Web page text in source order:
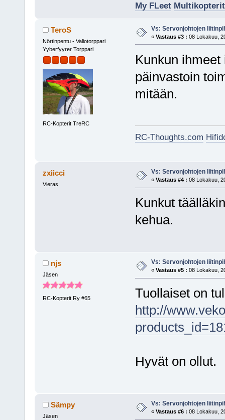
My FLeet
TeroS
Nörtinpentu - Valiotorppari
Yyberfyyrer Torppari
RC-Kopterit TreRC
Vs: Servonjohtojen
« Vastaus #3 : 08 Lokakuu,
Kunkun
päinvastoin
mitään.
RC-Thoughts.com
zxiicci
Vieras
Vs: Servonjohtojen
« Vastaus #4 : 08 Lokakuu,
Kunkut
kehua.
njs
Jäsen
RC-Kopterit Ry #65
Vs: Servonjohtojen
« Vastaus #5 : 08 Lokakuu,
Tuollaiset on
http://
Hyvät on ollut.
Sämpy
Jäsen
Vs: Servonjohtojen
« Vastaus #6 : 08 Lokakuu,